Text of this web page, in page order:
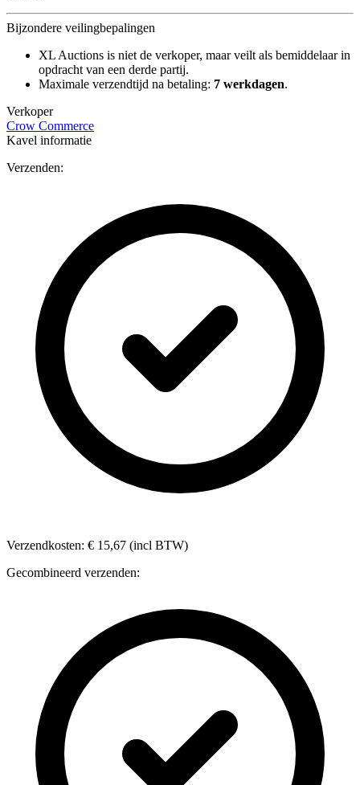
Bijzondere veilingbepalingen
XL Auctions is niet de verkoper, maar veilt als bemiddelaar in
opdracht van een derde partij.
Maximale verzendtijd na betaling: 7 werkdagen.
Verkoper
Crow Commerce
Kavel informatie
Verzenden:
Verzendkosten: € 15,67 (incl BTW)
Gecombineerd verzenden: